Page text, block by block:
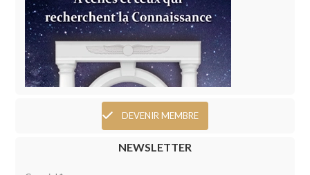
DEVENIR MEMBRE
NEWSLETTER